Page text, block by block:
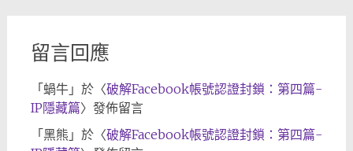
留言回應
「 蝸牛」於〈破解Facebook帳號認證封鎖：第四篇-
IP隱藏篇〉發佈留言
「 黑熊 」於〈破解Facebook帳號認證封鎖：第四篇-